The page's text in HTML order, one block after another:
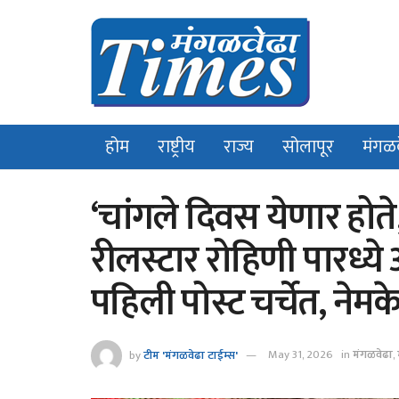
होम राष्ट्रीय राज्य सोलापूर
‘चांगले दिवस येणार
रीलस्टार रोहिणी
पहिली पोस्ट चर्चेत,
byटीम 'मंगळवेढा टाईम्स' May 31, 2026 inमंगळवेढा,